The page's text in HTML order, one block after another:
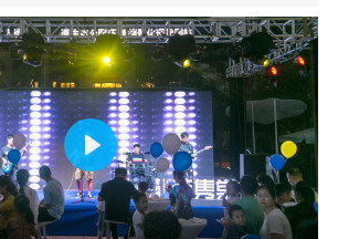
Play